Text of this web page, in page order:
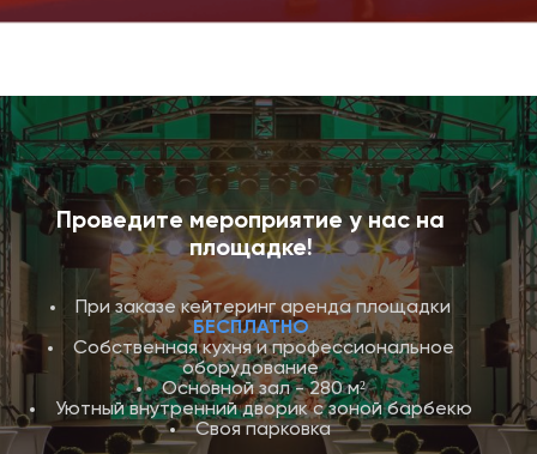
Проведите мероприятие у нас на
площадке!
При заказе кейтеринг аренда площадки
БЕСПЛАТНО
Собственная кухня и профессиональное
оборудование
Основной зал - 280 м²
Уютный внутренний дворик с зоной барбекю
Своя парковка